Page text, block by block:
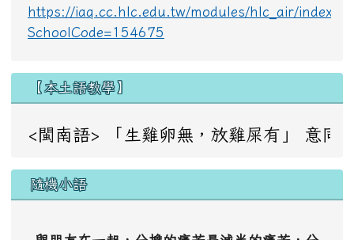
https://iaq.cc.hlc.edu.tw/modules/hlc_air/
SchoolCode=154675
【本土語教學】
<閩南語> 「生雞卵無，放雞屎有」 意
隨機小語